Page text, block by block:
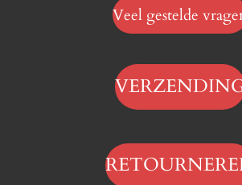
Veel gestelde